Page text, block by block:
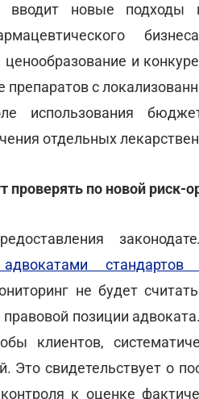
новые подходы
ценообразование и
препаратов с
использования
отдельных
по новой риск-
стандартов
не будет
позиции
клиентов,
Это свидетельствует о
к оценке